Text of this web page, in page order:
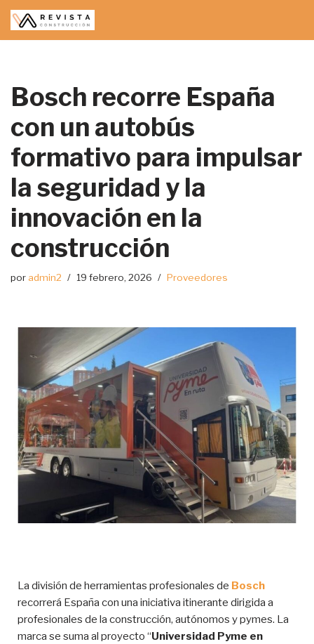
Saltar
Bosch recorre España
con un autobús
formativo para impulsar
la seguridad y la
innovación en la
construcción
por admin2 19 febrero, 2026 Proveedores
La división de herramientas profesionales de Bosch
recorrerá España con una iniciativa itinerante dirigida a
profesionales de la construcción, autónomos y pymes. La
marca se suma al proyecto “Universidad Pyme en